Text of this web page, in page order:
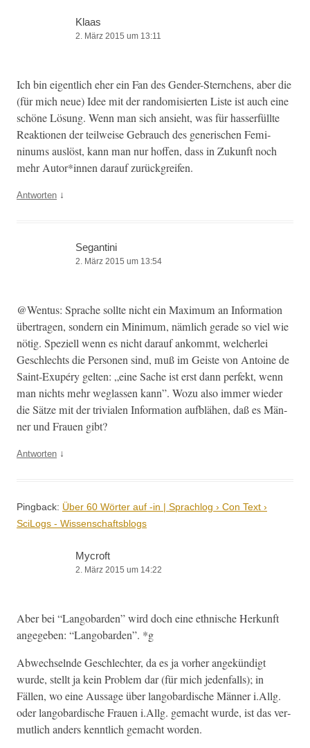
Klaas
2. März 2015 um 13:11
Ich bin eigentlich eher ein Fan des Gen­der-Sternchens, aber die
(für mich neue) Idee mit der ran­domisierten Liste ist auch eine
schöne Lösung. Wenn man sich ansieht, was für has­ser­füllte
Reak­tio­nen der teil­weise Gebrauch des gener­ischen Fem­i­
ninums aus­löst, kann man nur hof­fen, dass in Zukun­ft noch
mehr Autor*innen darauf zurückgreifen.
Antworten ↓
Segantini
2. März 2015 um 13:54
@Wentus: Sprache sollte nicht ein Max­i­mum an Infor­ma­tion
über­tra­gen, son­dern ein Min­i­mum, näm­lich ger­ade so viel wie
nötig. Speziell wenn es nicht darauf ankommt, welcher­lei
Geschlechts die Per­so­n­en sind, muß im Geiste von Antoine de
Saint-Exupéry gel­ten: „eine Sache ist erst dann per­fekt, wenn
man nichts mehr weglassen kann”. Wozu also immer wieder
die Sätze mit der triv­ialen Infor­ma­tion auf­blähen, daß es Män­
ner und Frauen gibt?
Antworten ↓
Pingback: Über 60 Wörter auf -in | Sprachlog › Con Text ›
SciLogs - Wissenschaftsblogs
Mycroft
2. März 2015 um 14:22
Aber bei “Lan­go­b­ar­den” wird doch eine eth­nis­che Herkun­ft
angegeben: “Lan­go­b­ar­den”. *g
Abwech­sel­nde Geschlechter, da es ja vorher angekündigt
wurde, stellt ja kein Prob­lem dar (für mich jeden­falls); in
Fällen, wo eine Aus­sage über lan­go­b­ardis­che Män­ner i.Allg.
oder lan­go­b­ardis­che Frauen i.Allg. gemacht wurde, ist das ver­
mut­lich anders ken­ntlich gemacht worden.